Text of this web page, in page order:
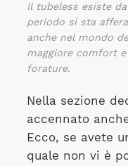
Il tubeless esiste
periodo si sta
anche nel mondo
maggiore comfort
forature.
Nella sezione
accennato
Ecco, se avete
quale non vi è